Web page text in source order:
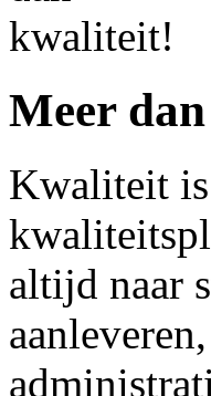
Meer
Kwaliteit is
altijd naar